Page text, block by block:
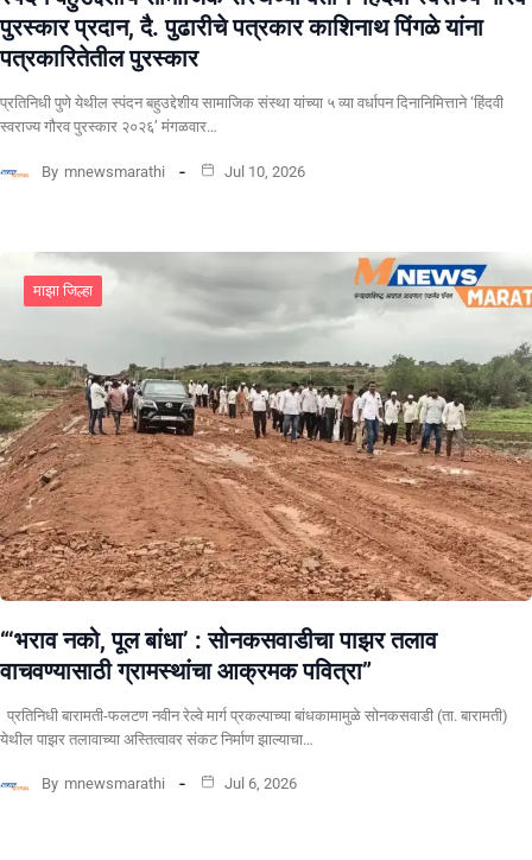
पुरस्कार प्रदान, दै. पुढारीचे पत्रकार काशिनाथ पिंगळे यांना
पत्रकारितेतील पुरस्कार
प्रतिनिधी पुणे येथील स्पंदन बहुउद्देशीय सामाजिक संस्था यांच्या ५ व्या वर्धापन दिनानिमित्ताने ‘हिंदवी
स्वराज्य गौरव पुरस्कार २०२६’ मंगळवार…
By mnewsmarathi Jul 10, 2026
माझा जिल्हा
“‘भराव नको, पूल बांधा’ : सोनकसवाडीचा पाझर तलाव
वाचवण्यासाठी ग्रामस्थांचा आक्रमक पवित्रा”
प्रतिनिधी बारामती-फलटण नवीन रेल्वे मार्ग प्रकल्पाच्या बांधकामामुळे सोनकसवाडी (ता. बारामती)
येथील पाझर तलावाच्या अस्तित्वावर संकट निर्माण झाल्याचा…
By mnewsmarathi Jul 6, 2026